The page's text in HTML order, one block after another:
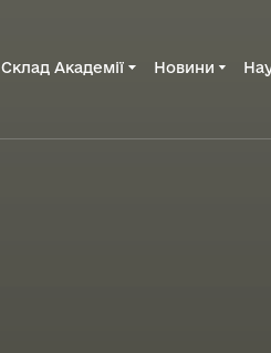
Склад Академії Новини